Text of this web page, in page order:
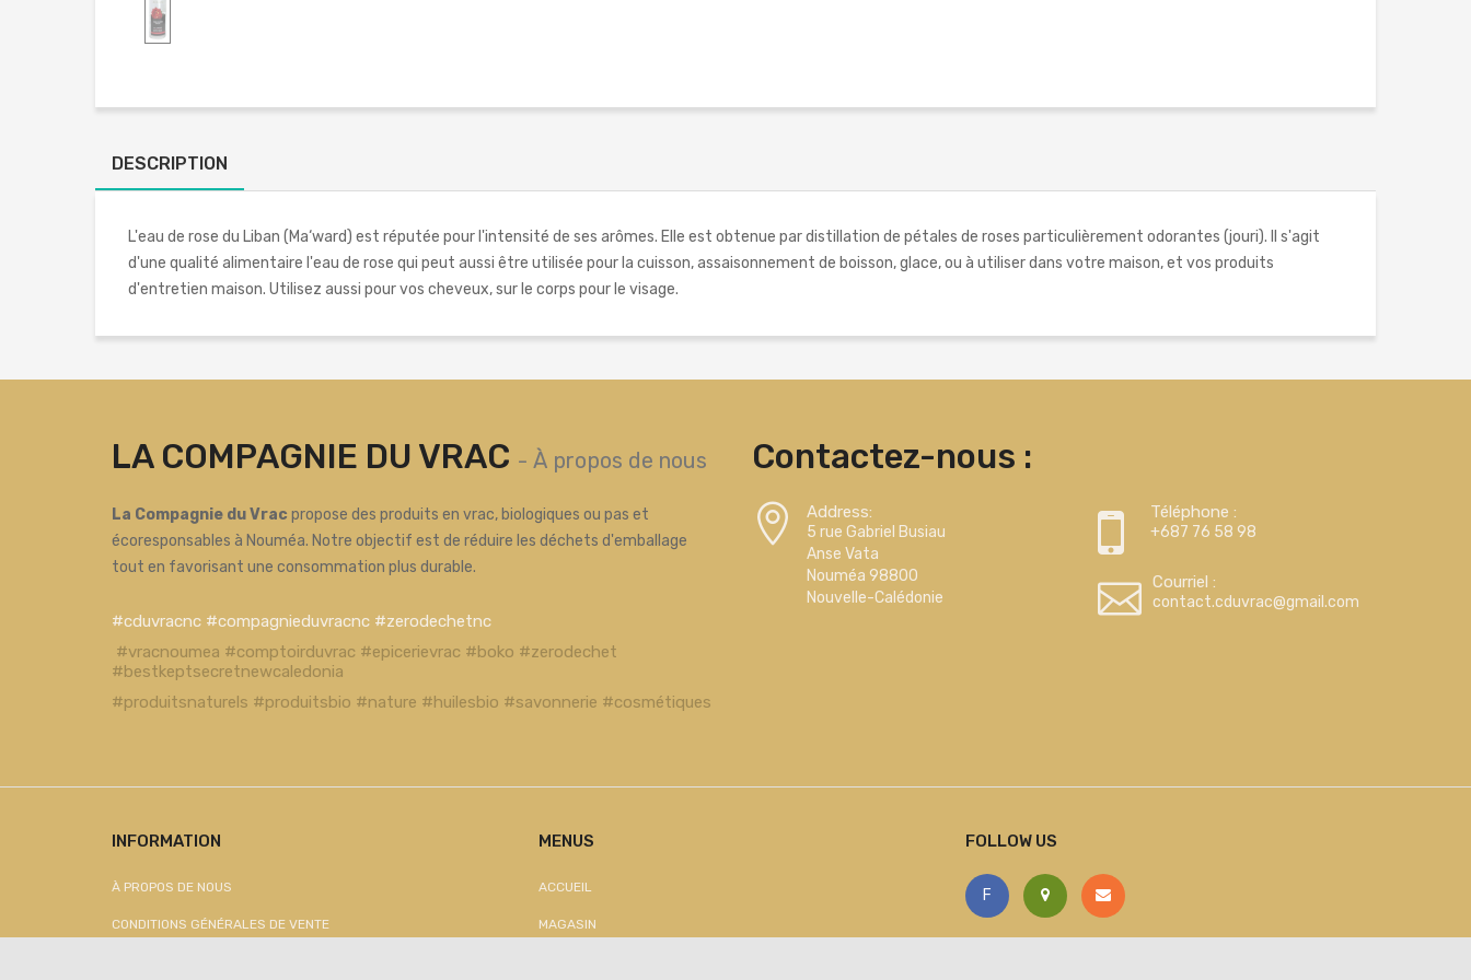
DESCRIPTION
L'eau de rose du Liban (Ma‘ward) est réputée pour l'intensité de ses arômes. Elle est obtenue par distillation de pétales de roses particulièrement odorantes (jouri). Il s'agit
d'une qualité alimentaire l'eau de rose qui peut aussi être utilisée pour la cuisson, assaisonnement de boisson, glace, ou à utiliser dans votre maison, et vos produits
d'entretien maison. Utilisez aussi pour vos cheveux, sur le corps pour le visage.
LA COMPAGNIE DU VRAC - À propos de nous
La Compagnie du Vrac propose des produits en vrac, biologiques ou pas et
écoresponsables à Nouméa. Notre objectif est de réduire les déchets d'emballage
tout en favorisant une consommation plus durable.
#cduvracnc #compagnieduvracnc #zerodechetnc
#vracnoumea #comptoirduvrac #epicerievrac #boko #zerodechet
#bestkeptsecretnewcaledonia
#produitsnaturels #produitsbio #nature #huilesbio #savonnerie #cosmétiques
Contactez-nous :
Address:
5 rue Gabriel Busiau
Anse Vata
Nouméa 98800
Nouvelle-Calédonie
Téléphone :
+687 76 58 98
Courriel :
contact.cduvrac@gmail.com
INFORMATION
À PROPOS DE NOUS
CONDITIONS GÉNÉRALES DE VENTE
MENUS
ACCUEIL
MAGASIN
FOLLOW US
F